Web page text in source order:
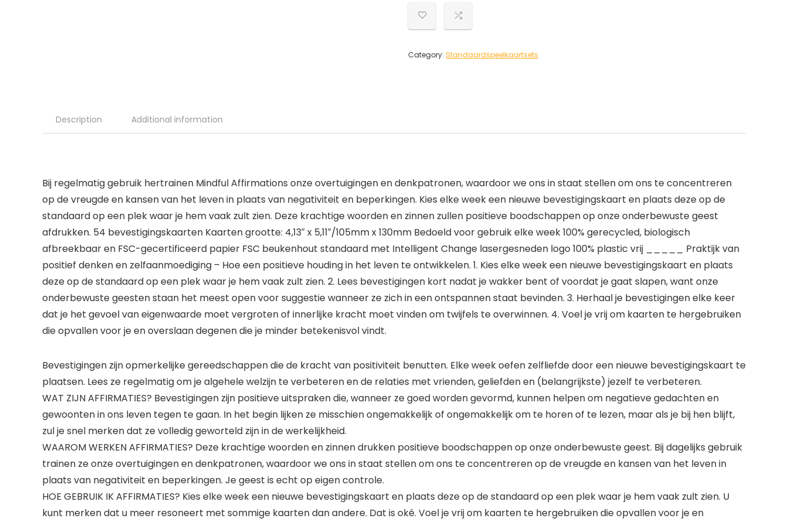
Category: Standaardspeelkaartsets
Description Additional information
Bij regelmatig gebruik hertrainen Mindful Affirmations onze overtuigingen en denkpatronen, waardoor we ons in staat stellen om ons te concentreren
op de vreugde en kansen van het leven in plaats van negativiteit en beperkingen. Kies elke week een nieuwe bevestigingskaart en plaats deze op de
standaard op een plek waar je hem vaak zult zien. Deze krachtige woorden en zinnen zullen positieve boodschappen op onze onderbewuste geest
afdrukken. 54 bevestigingskaarten Kaarten grootte: 4,13″ x 5,11″/105mm x 130mm Bedoeld voor gebruik elke week 100% gerecycled, biologisch
afbreekbaar en FSC-gecertificeerd papier FSC beukenhout standaard met Intelligent Change lasergesneden logo 100% plastic vrij _____ Praktijk van
positief denken en zelfaanmoediging – Hoe een positieve houding in het leven te ontwikkelen. 1. Kies elke week een nieuwe bevestigingskaart en plaats
deze op de standaard op een plek waar je hem vaak zult zien. 2. Lees bevestigingen kort nadat je wakker bent of voordat je gaat slapen, want onze
onderbewuste geesten staan het meest open voor suggestie wanneer ze zich in een ontspannen staat bevinden. 3. Herhaal je bevestigingen elke keer
dat je het gevoel van eigenwaarde moet vergroten of innerlijke kracht moet vinden om twijfels te overwinnen. 4. Voel je vrij om kaarten te hergebruiken
die opvallen voor je en overslaan degenen die je minder betekenisvol vindt.
Bevestigingen zijn opmerkelijke gereedschappen die de kracht van positiviteit benutten. Elke week oefen zelfliefde door een nieuwe bevestigingskaart te
plaatsen. Lees ze regelmatig om je algehele welzijn te verbeteren en de relaties met vrienden, geliefden en (belangrijkste) jezelf te verbeteren.
WAT ZIJN AFFIRMATIES? Bevestigingen zijn positieve uitspraken die, wanneer ze goed worden gevormd, kunnen helpen om negatieve gedachten en
gewoonten in ons leven tegen te gaan. In het begin lijken ze misschien ongemakkelijk of ongemakkelijk om te horen of te lezen, maar als je bij hen blijft,
zul je snel merken dat ze volledig geworteld zijn in de werkelijkheid.
WAAROM WERKEN AFFIRMATIES? Deze krachtige woorden en zinnen drukken positieve boodschappen op onze onderbewuste geest. Bij dagelijks gebruik
trainen ze onze overtuigingen en denkpatronen, waardoor we ons in staat stellen om ons te concentreren op de vreugde en kansen van het leven in
plaats van negativiteit en beperkingen. Je geest is echt op eigen controle.
HOE GEBRUIK IK AFFIRMATIES? Kies elke week een nieuwe bevestigingskaart en plaats deze op de standaard op een plek waar je hem vaak zult zien. U
kunt merken dat u meer resoneert met sommige kaarten dan andere. Dat is oké. Voel je vrij om kaarten te hergebruiken die opvallen voor je en